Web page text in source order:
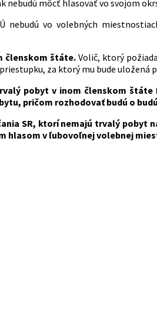
nebudú môcť hlasovať vo svojom
nebudú vo volebných
členskom štáte.Volič, ktorý
za ktorý mu bude uložená
pobyt v inom členskom
pričom rozhodovať budú o
SR, ktorí nemajú trvalý pobyt
hlasom v ľubovoľnej volebnej